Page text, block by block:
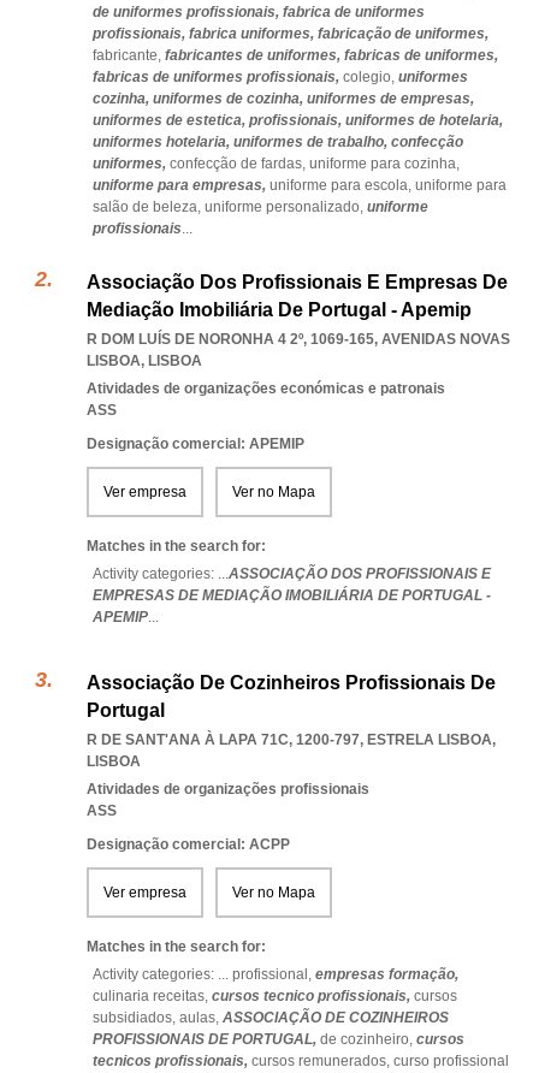
de uniformes profissionais, fabrica de uniformes
profissionais, fabrica uniformes, fabricação de uniformes,
fabricante, fabricantes de uniformes, fabricas de uniformes,
fabricas de uniformes profissionais, colegio, uniformes
cozinha, uniformes de cozinha, uniformes de empresas,
uniformes de estetica, profissionais, uniformes de hotelaria,
uniformes hotelaria, uniformes de trabalho, confecção
uniformes, confecção de fardas, uniforme para cozinha,
uniforme para empresas, uniforme para escola, uniforme para
salão de beleza, uniforme personalizado, uniforme
profissionais...
Associação Dos Profissionais E Empresas De
Mediação Imobiliária De Portugal - Apemip
R DOM LUÍS DE NORONHA 4 2º, 1069-165, AVENIDAS NOVAS
LISBOA, LISBOA
Atividades de organizações económicas e patronais
ASS
Designação comercial: APEMIP
Ver empresa Ver no Mapa
Matches in the search for:
Activity categories: ...ASSOCIAÇÃO DOS PROFISSIONAIS E
EMPRESAS DE MEDIAÇÃO IMOBILIÁRIA DE PORTUGAL -
APEMIP...
Associação De Cozinheiros Profissionais De
Portugal
R DE SANT'ANA À LAPA 71C, 1200-797, ESTRELA LISBOA,
LISBOA
Atividades de organizações profissionais
ASS
Designação comercial: ACPP
Ver empresa Ver no Mapa
Matches in the search for:
Activity categories: ... profissional, empresas formação,
culinaria receitas, cursos tecnico profissionais, cursos
subsidiados, aulas, ASSOCIAÇÃO DE COZINHEIROS
PROFISSIONAIS DE PORTUGAL, de cozinheiro, cursos
tecnicos profissionais, cursos remunerados, curso profissional